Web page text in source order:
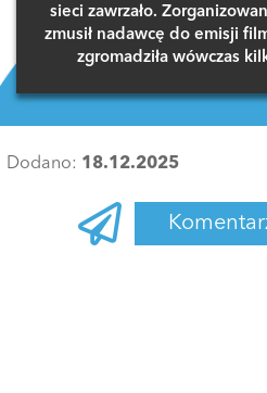
sieci zawrzało.
zmusił nadawcę do emisji
zgromadziła wówczas
Dodano: 18.12.2025